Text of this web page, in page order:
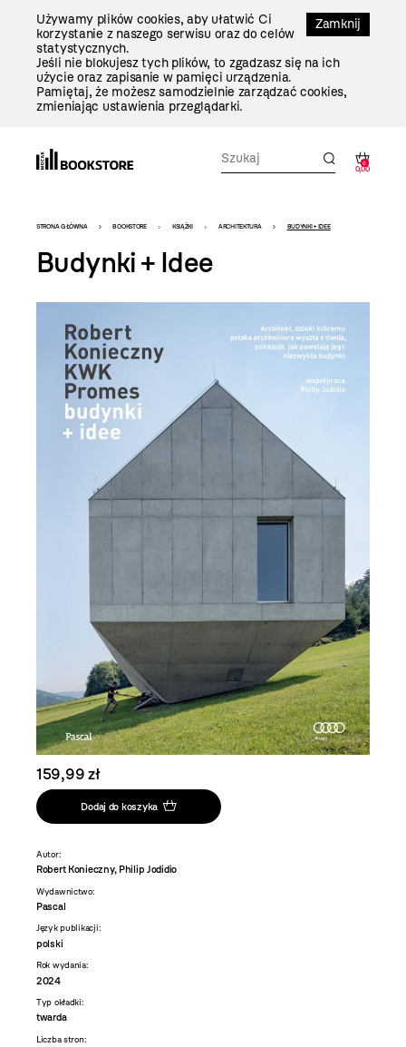
Zamknij
Używamy plików cookies, aby ułatwić Ci
korzystanie z naszego serwisu oraz do celów
statystycznych.
Jeśli nie blokujesz tych plików, to zgadzasz się na ich
użycie oraz zapisanie w pamięci urządzenia.
Pamiętaj, że możesz samodzielnie zarządzać cookies,
zmieniając ustawienia przeglądarki.
0
0,00
Bookstore
-
szablon
szczegóły
STRONA GŁÓWNA BOOKSTORE KSIĄŻKI ARCHITEKTURA BUDYNKI + IDEE
Budynki + Idee
159,99 zł
Dodaj do koszyka
Autor:
Robert Konieczny, Philip Jodidio
Wydawnictwo:
Pascal
Język publikacji:
polski
Rok wydania:
2024
Typ okładki:
twarda
Liczba stron: